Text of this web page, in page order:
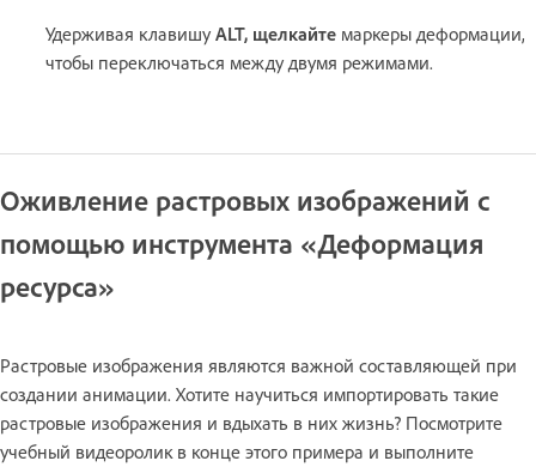
Удерживая клавишу ALT, щелкайте маркеры деформации,
чтобы переключаться между двумя режимами.
Оживление растровых изображений с
помощью инструмента «Деформация
ресурса»
Растровые изображения являются важной составляющей при
создании анимации. Хотите научиться импортировать такие
растровые изображения и вдыхать в них жизнь? Посмотрите
учебный видеоролик в конце этого примера и выполните